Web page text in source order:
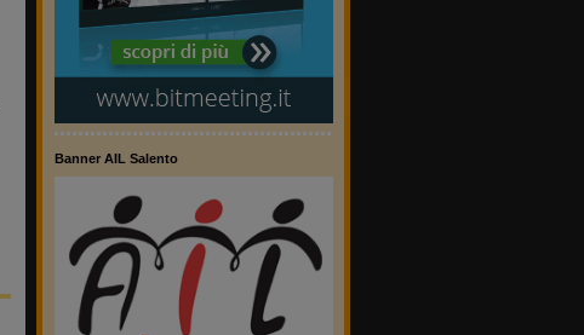
Banner AIL Salento